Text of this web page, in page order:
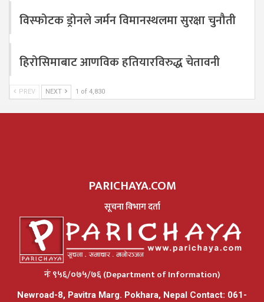
विस्फोटक ड्रोनले जर्मन विमानस्थलमा सुरक्षा चुनौती
हिरोसिमाबाट आणविक हतियारविरुद्ध चेतावनी
PREV NEXT 1 of 4,830
PARICHAYA.COM
सूचना विभाग दर्ता
नंः ९५६/०७५/७६ (Department of Information)
Newroad-8, Pavitra Marg. Pokhara, Nepal Contact: 061-